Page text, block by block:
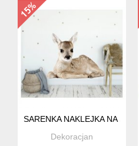
SARENKA NAKLEJKA NA
Dekoracjan